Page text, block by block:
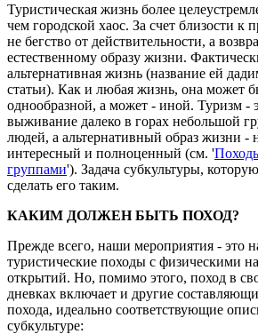
Туристическая жизнь более
чем городской хаос. За счет близости к
не бегство от действительности, а
естественному образу жизни.
альтернативная жизнь (название ей
статьи). Как и любая жизнь, она может
однообразной, а может - иной. Туризм -
выживание далеко в горах небольшой
людей, а альтернативный образ жизни
интересный и полноценный (см. '
группами'). Задача субкультуры,
сделать его таким.
КАКИМ ДОЛЖЕН БЫТЬ ПОХОД?
Прежде всего, наши мероприятия - это
туристические походы с физическими
открытий. Но, помимо этого, поход в
дневках включает и другие
похода, идеально соответствующие
субкультуре: